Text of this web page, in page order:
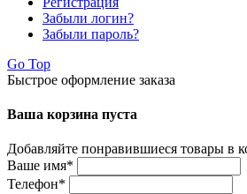
Забыли логин?
Забыли пароль?
Go Top
Быстрое оформление заказа
Ваша корзина пуста
Добавляйте понравившиеся товары в
Ваше имя*
Телефон*